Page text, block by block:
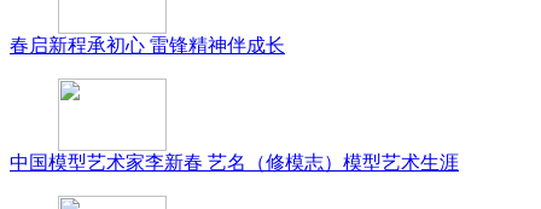
春启新程承初心 雷锋精神伴成长
中国模型艺术家李新春 艺名（修模志）模型艺术生涯